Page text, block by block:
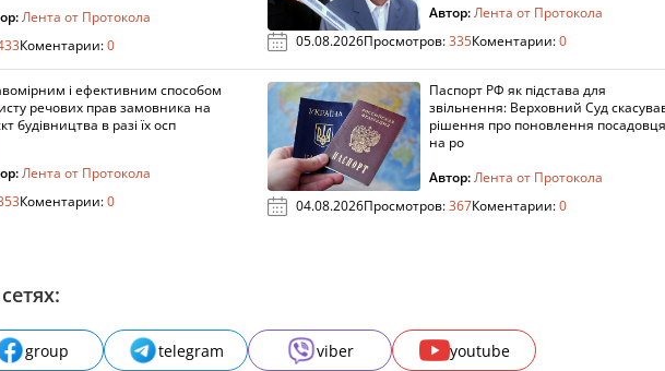
Лента от Протокола
Коментарии:0
Автор:Лента от Протокола
05.08.2026Просмотров:335Коментарии:0
і ефективним способом
речових прав замовника на
будівництва в разі їх осп
Лента от Протокола
Коментарии:0
Паспорт РФ як підстава для
звільнення: Верховний Суд
рішення про поновлення посадовця
на ро
Автор:Лента от Протокола
04.08.2026Просмотров:367Коментарии:0
group telegram viber youtube